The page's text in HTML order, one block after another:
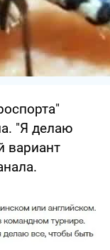
"Я делаю
вариант